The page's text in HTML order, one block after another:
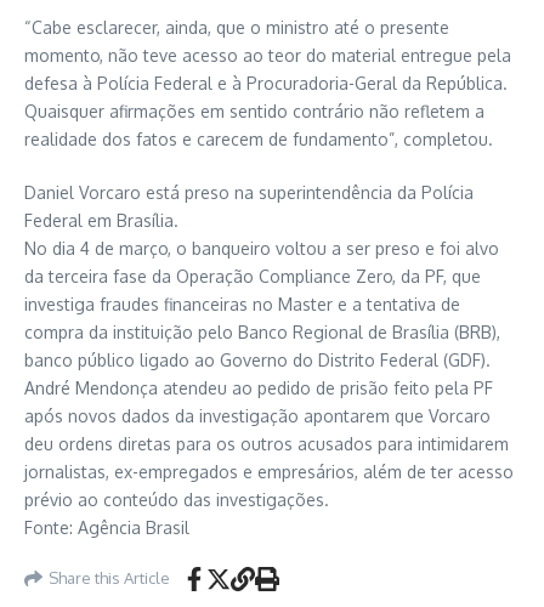
“Cabe esclarecer, ainda, que o ministro até o presente
momento, não teve acesso ao teor do material entregue pela
defesa à Polícia Federal e à Procuradoria-Geral da República.
Quaisquer afirmações em sentido contrário não refletem a
realidade dos fatos e carecem de fundamento”, completou.
Daniel Vorcaro está preso na superintendência da Polícia
Federal em Brasília.
No dia 4 de março, o banqueiro voltou a ser preso e foi alvo
da terceira fase da Operação Compliance Zero, da PF, que
investiga fraudes financeiras no Master e a tentativa de
compra da instituição pelo Banco Regional de Brasília (BRB),
banco público ligado ao Governo do Distrito Federal (GDF).
André Mendonça atendeu ao pedido de prisão feito pela PF
após novos dados da investigação apontarem que Vorcaro
deu ordens diretas para os outros acusados para intimidarem
jornalistas, ex-empregados e empresários, além de ter acesso
prévio ao conteúdo das investigações.
Fonte: Agência Brasil
Share this Article